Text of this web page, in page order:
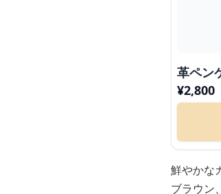
革ペン
¥2,800
鮮やかな
ブラウン